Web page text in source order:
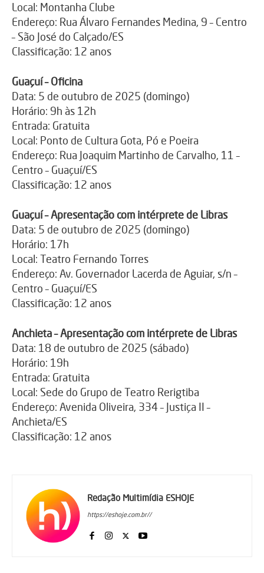
Local: Montanha Clube
Endereço: Rua Álvaro Fernandes Medina, 9 – Centro
– São José do Calçado/ES
Classificação: 12 anos
Guaçuí – Oficina
Data: 5 de outubro de 2025 (domingo)
Horário: 9h às 12h
Entrada: Gratuita
Local: Ponto de Cultura Gota, Pó e Poeira
Endereço: Rua Joaquim Martinho de Carvalho, 11 –
Centro – Guaçuí/ES
Classificação: 12 anos
Guaçuí – Apresentação com intérprete de Libras
Data: 5 de outubro de 2025 (domingo)
Horário: 17h
Local: Teatro Fernando Torres
Endereço: Av. Governador Lacerda de Aguiar, s/n –
Centro – Guaçuí/ES
Classificação: 12 anos
Anchieta – Apresentação com intérprete de Libras
Data: 18 de outubro de 2025 (sábado)
Horário: 19h
Entrada: Gratuita
Local: Sede do Grupo de Teatro Rerigtiba
Endereço: Avenida Oliveira, 334 – Justiça II –
Anchieta/ES
Classificação: 12 anos
Redação Multimídia ESHOJE
https://eshoje.com.br//